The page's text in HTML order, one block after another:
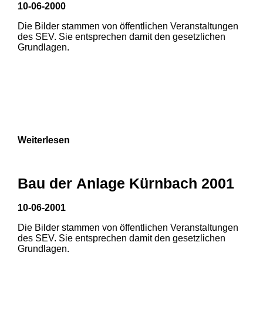
10-06-2000
Die Bilder stammen von öffentlichen Veranstaltungen
des SEV. Sie entsprechen damit den gesetzlichen
Grundlagen.
Weiterlesen
Bau der Anlage Kürnbach 2001
10-06-2001
Die Bilder stammen von öffentlichen Veranstaltungen
des SEV. Sie entsprechen damit den gesetzlichen
Grundlagen.